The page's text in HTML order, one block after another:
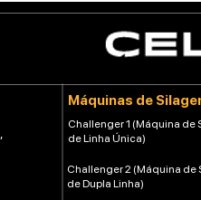
Máquinas de
Challenger 1 (Máquina de
de Linha Única)
Challenger 2 (Máquina de
de Dupla Linha)